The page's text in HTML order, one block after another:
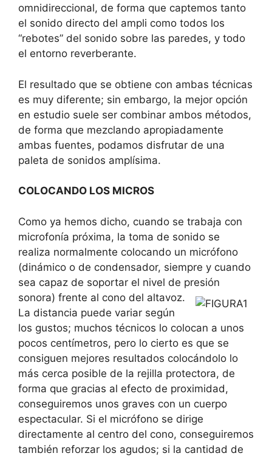
omnidireccional, de forma que captemos tanto
el sonido directo del ampli como todos los
“rebotes” del sonido sobre las paredes, y todo
el entorno reverberante.
El resultado que se obtiene con ambas técnicas
es muy diferente; sin embargo, la mejor opción
en estudio suele ser combinar ambos métodos,
de forma que mezclando apropiadamente
ambas fuentes, podamos disfrutar de una
paleta de sonidos amplísima.
COLOCANDO LOS MICROS
Como ya hemos dicho, cuando se trabaja con
microfonía próxima, la toma de sonido se
realiza normalmente colocando un micrófono
(dinámico o de condensador, siempre y cuando
sea capaz de soportar el nivel de presión
sonora) frente al cono del altavoz.
La distancia puede variar según
los gustos; muchos técnicos lo colocan a unos
pocos centímetros, pero lo cierto es que se
consiguen mejores resultados colocándolo lo
más cerca posible de la rejilla protectora, de
forma que gracias al efecto de proximidad,
conseguiremos unos graves con un cuerpo
espectacular. Si el micrófono se dirige
directamente al centro del cono, conseguiremos
también reforzar los agudos; si la cantidad de